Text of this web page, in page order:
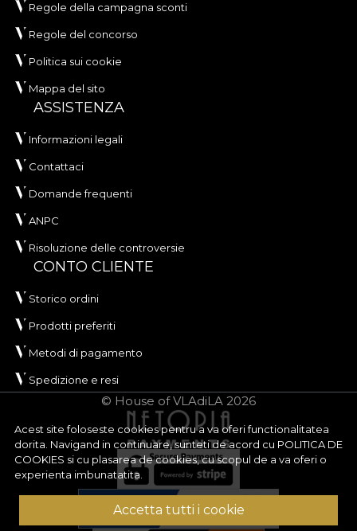
Acest site foloseste cookies pentru a va oferi functionalitatea
dorita. Navigand in continuare, sunteti de acord cu POLITICA DE
COOKIES si cu plasarea de cookies, cu scopul de a va oferi o
experienta imbunatatita.
Accetta tutti i cookie
Regole della campagna sconti
Regole del concorso
Politica sui cookie
Mappa del sito
ASSISTENZA
Informazioni legali
Contattaci
Domande frequenti
ANPC
Risoluzione delle controversie
CONTO CLIENTE
Storico ordini
Prodotti preferiti
Metodi di pagamento
Spedizione e resi
© House of VLAdiLA 2026